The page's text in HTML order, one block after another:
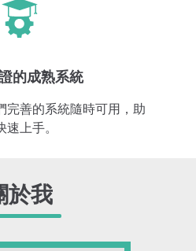
的成熟系統
完善的系統隨時可用，助
速上手。
於我